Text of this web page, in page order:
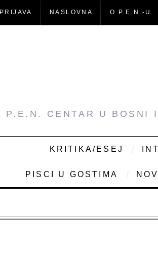
PRIJAVA NASLOVNA O P.E.N.-U
P.E.N. CENTAR U BOSNI
KRITIKA/ESEJ
PISCI U GOSTIMA